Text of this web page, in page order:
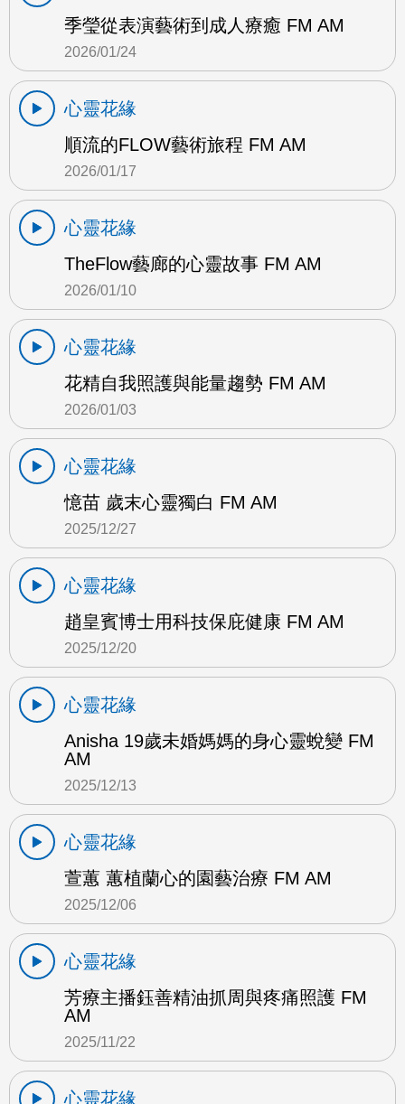
季瑩從表演藝術到成人療癒 FM AM
2026/01/24
心靈花緣
順流的FLOW藝術旅程 FM AM
2026/01/17
心靈花緣
TheFlow藝廊的心靈故事 FM AM
2026/01/10
心靈花緣
花精自我照護與能量趨勢 FM AM
2026/01/03
心靈花緣
憶苗 歲末心靈獨白 FM AM
2025/12/27
心靈花緣
趙皇賓博士用科技保庇健康 FM AM
2025/12/20
心靈花緣
Anisha 19歲未婚媽媽的身心靈蛻變 FM
AM
2025/12/13
心靈花緣
萱蕙 蕙植蘭心的園藝治療 FM AM
2025/12/06
心靈花緣
芳療主播鈺善精油抓周與疼痛照護 FM
AM
2025/11/22
心靈花緣